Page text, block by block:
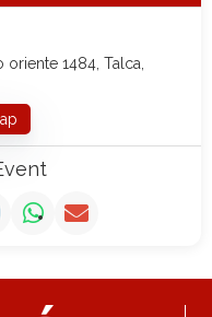
1484, Talca,